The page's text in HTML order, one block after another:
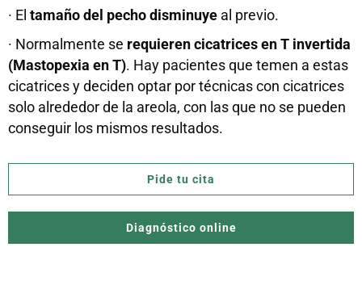
· El tamaño del pecho disminuye al previo.
· Normalmente se requieren cicatrices en T invertida
(Mastopexia en T). Hay pacientes que temen a estas
cicatrices y deciden optar por técnicas con cicatrices
solo alrededor de la areola, con las que no se pueden
conseguir los mismos resultados.
Pide tu cita
Diagnóstico online